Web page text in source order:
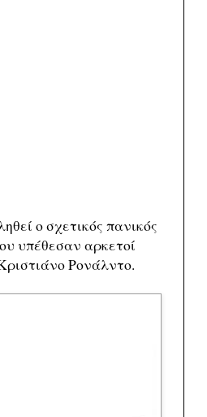
ο σχετικός πανικός
υπέθεσαν αρκετοί
Ρονάλντο.